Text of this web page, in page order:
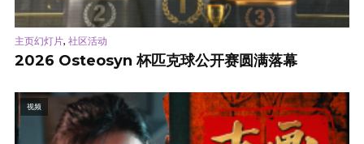
主页幻灯片, 社区活动
2026 Osteosyn 杯匹克球公开赛圆满落幕
视频